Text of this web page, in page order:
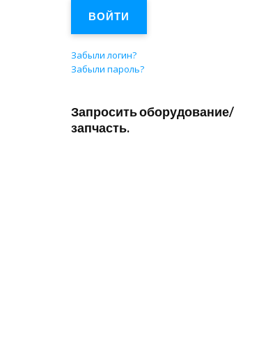
ВОЙТИ
Забыли логин?
Забыли пароль?
Запросить оборудование/
запчасть.